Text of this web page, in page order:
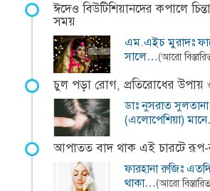
ঈদেও বিউটিশিয়ানদের কপালে
সময়
এম.এইচ মুরাদঃ
সালে…(আরো
চুল পড়া রোগ, প্রতিরোধের উপায়
ডাঃ নুসরাত
(এলোপেশিয়া)
আপাতত বাদ থাক এই চারটে রূপ-
ফারহানা রুজিঃ
থাকা…(আরো